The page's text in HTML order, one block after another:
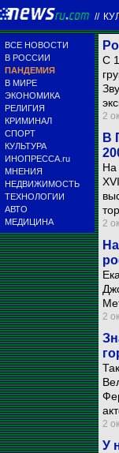
//
ВСЕ НОВОСТИ
В РОССИИ
ПАНДЕМИЯ
В МИРЕ
ЭКОНОМИКА
РЕЛИГИЯ
КРИМИНАЛ
СПОРТ
КУЛЬТУРА
ИНОПРЕССА.ru
МНЕНИЯ
НЕДВИЖИМОСТЬ
ТЕХНОЛОГИИ
АВТО
МЕДИЦИНА
С
2
В
На
2
2
2
У